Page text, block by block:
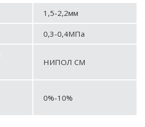
1,5-2,2мм
0,3-0,4МПа
НИПОЛ СМ
0%-10%